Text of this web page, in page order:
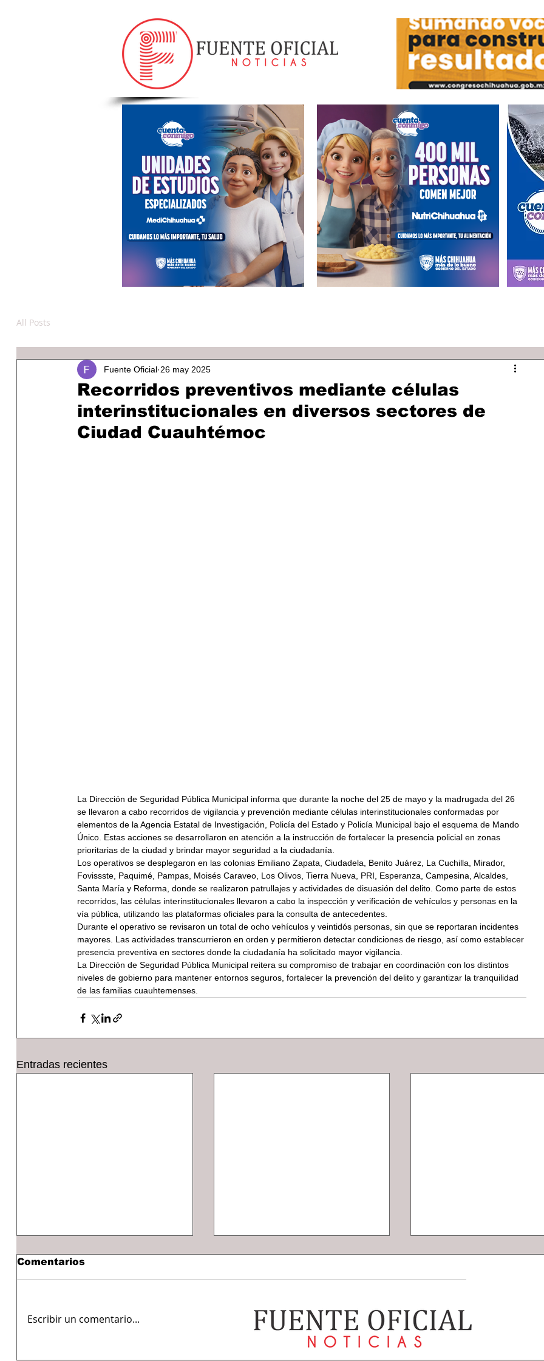
All Posts
Recorridos preventivos mediante células
interinstitucionales en diversos sectores de
Ciudad Cuauhtémoc
Fuente Oficial 26 may 2025
La Dirección de Seguridad Pública Municipal informa que durante la noche del 25 de mayo y la madrugada del 26
se llevaron a cabo recorridos de vigilancia y prevención mediante células interinstitucionales conformadas por
elementos de la Agencia Estatal de Investigación, Policía del Estado y Policía Municipal bajo el esquema de Mando
Único. Estas acciones se desarrollaron en atención a la instrucción de fortalecer la presencia policial en zonas
prioritarias de la ciudad y brindar mayor seguridad a la ciudadanía.
Los operativos se desplegaron en las colonias Emiliano Zapata, Ciudadela, Benito Juárez, La Cuchilla, Mirador,
Fovissste, Paquimé, Pampas, Moisés Caraveo, Los Olivos, Tierra Nueva, PRI, Esperanza, Campesina, Alcaldes,
Santa María y Reforma, donde se realizaron patrullajes y actividades de disuasión del delito. Como parte de estos
recorridos, las células interinstitucionales llevaron a cabo la inspección y verificación de vehículos y personas en la
vía pública, utilizando las plataformas oficiales para la consulta de antecedentes.
Durante el operativo se revisaron un total de ocho vehículos y veintidós personas, sin que se reportaran incidentes
mayores. Las actividades transcurrieron en orden y permitieron detectar condiciones de riesgo, así como establecer
presencia preventiva en sectores donde la ciudadanía ha solicitado mayor vigilancia.
La Dirección de Seguridad Pública Municipal reitera su compromiso de trabajar en coordinación con los distintos
niveles de gobierno para mantener entornos seguros, fortalecer la prevención del delito y garantizar la tranquilidad
de las familias cuauhtemenses.
Entradas recientes
Comentarios
Escribir un comentario...